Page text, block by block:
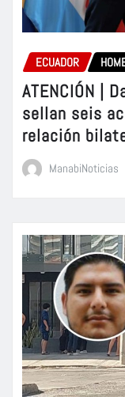
ECUADOR
ATENCIÓN |
sellan seis
relación
ManabiNoticias